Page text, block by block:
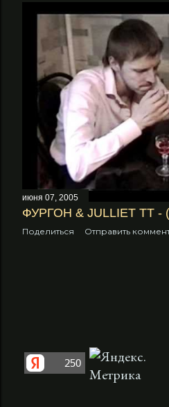
июня 07, 2005
ФУРГОН & JULLIET TT -
Поделиться Отправить